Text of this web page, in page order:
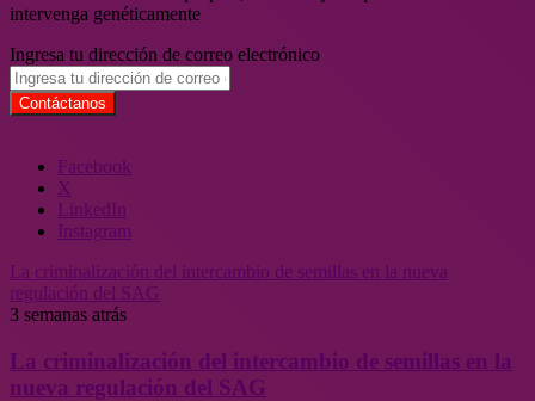
intervenga genéticamente
Ingresa tu dirección de correo electrónico
Facebook
X
LinkedIn
Instagram
La criminalización del intercambio de semillas en la nueva
regulación del SAG
3 semanas atrás
La criminalización del intercambio de semillas en la
nueva regulación del SAG